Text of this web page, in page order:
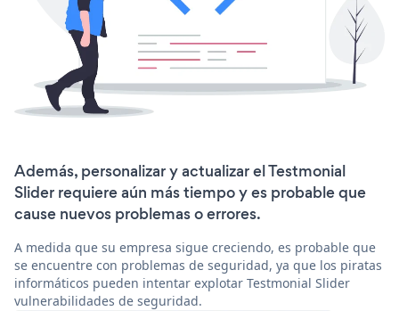
Además, personalizar y actualizar el Testmonial
Slider requiere aún más tiempo y es probable que
cause nuevos problemas o errores.
A medida que su empresa sigue creciendo, es probable que
se encuentre con problemas de seguridad, ya que los piratas
informáticos pueden intentar explotar Testmonial Slider
vulnerabilidades de seguridad.